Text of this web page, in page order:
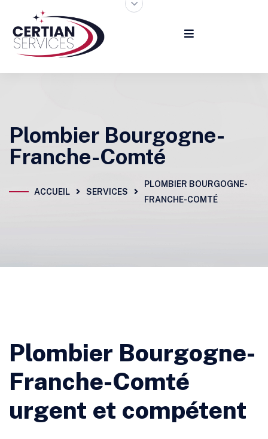
Plombier Bourgogne-
Franche-Comté
ACCUEIL SERVICES
PLOMBIER BOURGOGNE-
FRANCHE-COMTÉ
Plombier Bourgogne-
Franche-Comté
urgent et compétent